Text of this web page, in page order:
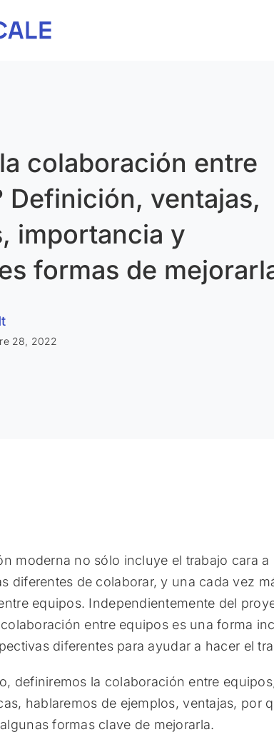
colaboración entre
Definición, ventajas,
importancia y
formas de
28, 2022
moderna no sólo incluye el trabajo cara
diferentes de colaborar, y una cada vez
equipos. Independientemente del
entre equipos es una forma
diferentes para ayudar a hacer el
definiremos la colaboración entre
hablaremos de ejemplos, ventajas, por
formas clave de mejorarla.